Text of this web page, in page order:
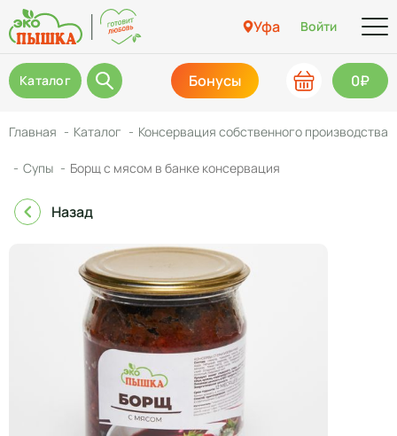
Уфа Войти
Каталог Бонусы 0₽
Главная Каталог Консервация собственного производства
Супы Борщ с мясом в банке консервация
Назад